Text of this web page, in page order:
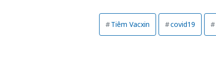
Tiêm Vacxin covid19